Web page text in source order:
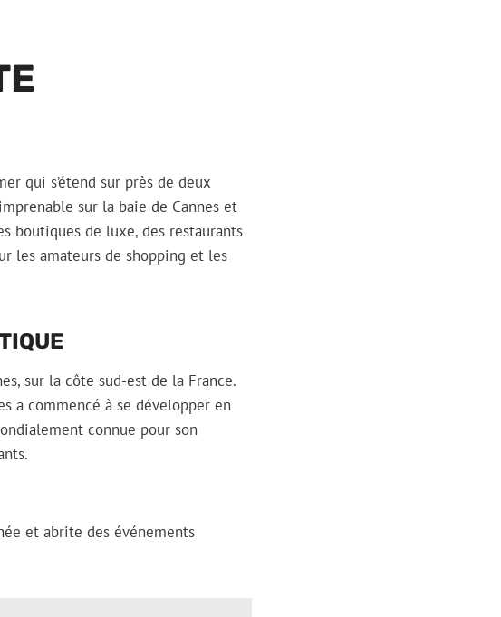
qui s’étend sur près de deux
sur la baie de Cannes et
boutiques de luxe, des restaurants
les amateurs de shopping et les
sur la côte sud-est de la France.
a commencé à se développer en
connue pour son
et abrite des événements